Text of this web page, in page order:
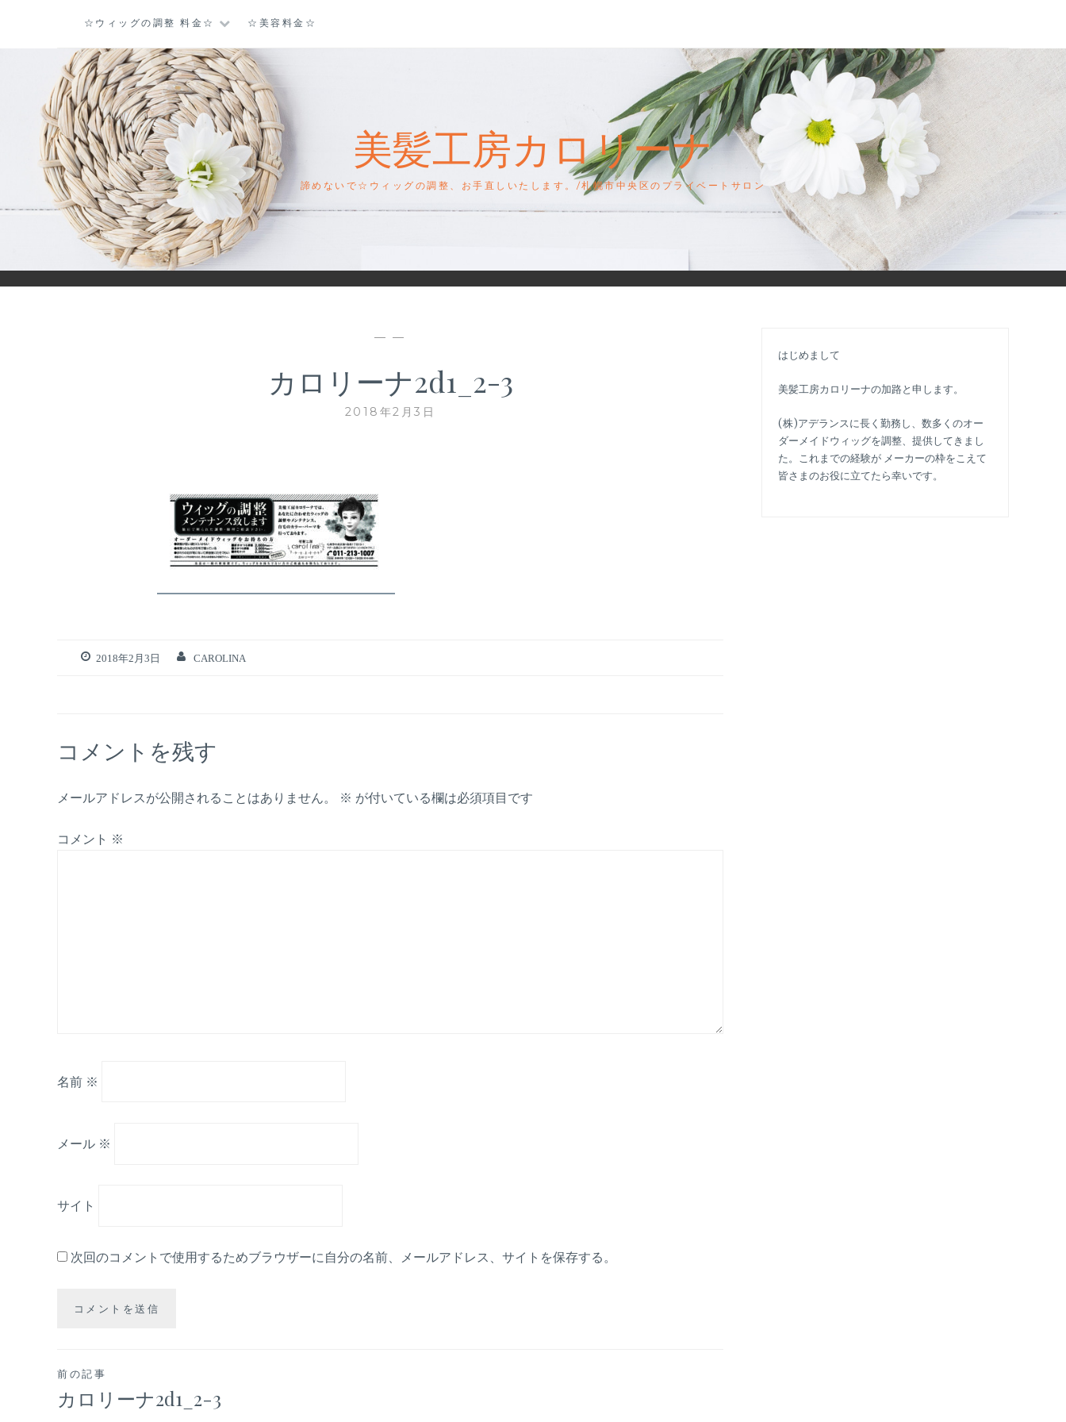
☆ウィッグの調整 料金☆ ☆美容料金☆
美髪工房カロリーナ
諦めないで☆ウィッグの調整、お手直しいたします。/札幌市中央区のプライベートサロン
— —
カロリーナ2d1_2-3
2018年2月3日
2018年2月3日 CAROLINA
コメントを残す
メールアドレスが公開されることはありません。 ※ が付いている欄は必須項目です
コメント ※
名前 ※
メール ※
サイト
次回のコメントで使用するためブラウザーに自分の名前、メールアドレス、サイトを保存する。
投
前の記事
カロリーナ2d1_2-3
はじめまして
美髪工房カロリーナの加路と申します。
(株)アデランスに長く勤務し、数多くのオー
ダーメイドウィッグを調整、提供してきまし
た。これまでの経験が メーカーの枠をこえて
皆さまのお役に立てたら幸いです。